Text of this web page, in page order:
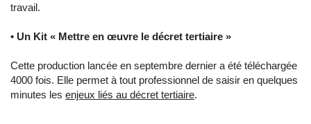
travail.
• Un Kit « Mettre en œuvre le décret tertiaire »
Cette production lancée en septembre dernier a été téléchargée
4000 fois. Elle permet à tout professionnel de saisir en quelques
minutes les enjeux liés au décret tertiaire.